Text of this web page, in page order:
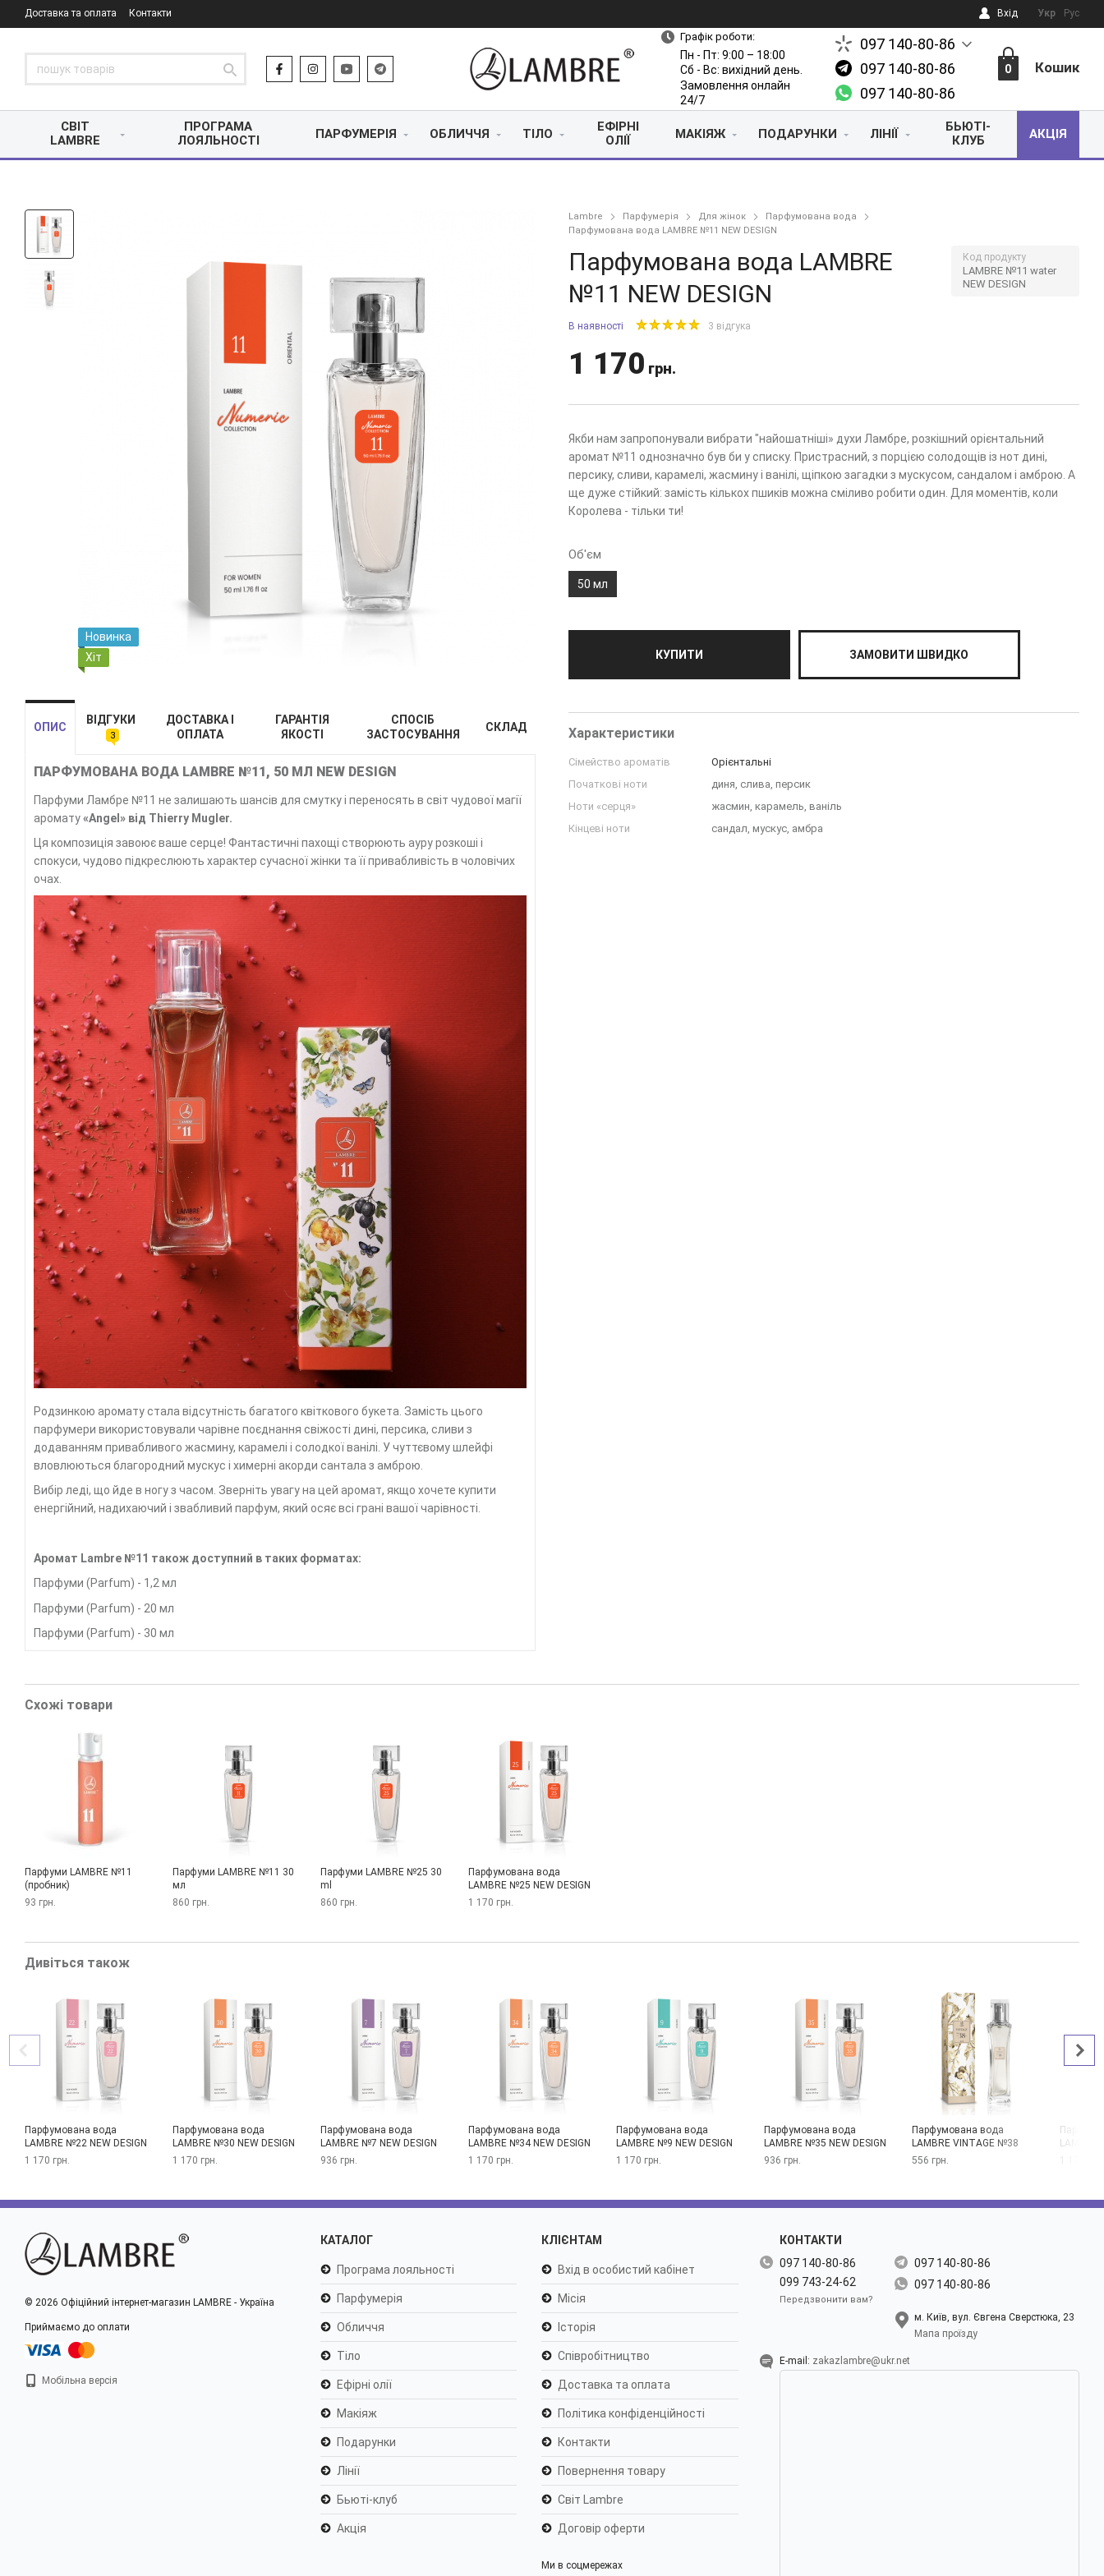
Доставка та оплата Контакти Вхід Укр Рус
Графік роботи:
Пн - Пт: 9:00 – 18:00
Сб - Вс: вихідний день.
Замовлення онлайн
24/7
097 140-80-86
097 140-80-86
097 140-80-86
0 Кошик
СВІТ
LAMBRE
ПРОГРАМА
ЛОЯЛЬНОСТІ
ПАРФУМЕРІЯ ОБЛИЧЧЯ ТІЛО
ЕФІРНІ
ОЛІЇ
МАКІЯЖ ПОДАРУНКИ ЛІНІЇ
БЬЮТІ-
КЛУБ
АКЦІЯ
Новинка
Хіт
ОПИС
ВІДГУКИ
3
ДОСТАВКА І
ОПЛАТА
ГАРАНТІЯ
ЯКОСТІ
СПОСІБ
ЗАСТОСУВАННЯ
СКЛАД
ПАРФУМОВАНА ВОДА LAMBRE №11, 50 МЛ NEW DESIGN
Парфуми Ламбре №11 не залишають шансів для смутку і переносять в світ чудової магії
аромату«Angel » від Thierry Mugler.
Ця композиція завоює ваше серце! Фантастичні пахощі створюють ауру розкоші і
спокуси, чудово підкреслюють характер сучасної жінки та її привабливість в чоловічих
очах.
Родзинкою аромату стала відсутність багатого квіткового букета. Замість цього
парфумери використовували чарівне поєднання свіжості дині, персика, сливи з
додаванням привабливого жасмину, карамелі і солодкої ванілі. У чуттєвому шлейфі
вловлюються благородний мускус і химерні акорди сантала з амброю.
Вибір леді, що йде в ногу з часом. Зверніть увагу на цей аромат, якщо хочете купити
енергійний, надихаючий і звабливий парфум, який осяє всі грані вашої чарівності.
Аромат Lambre №11 також доступний в таких форматах:
Парфуми (Parfum) - 1,2 мл
Парфуми (Parfum) - 20 мл
Парфуми (Parfum) - 30 мл
Lambre Парфумерія Для жінок
Парфумована вода
Парфумована вода LAMBRE №11 NEW DESIGN
Парфумована вода LAMBRE
№11 NEW DESIGN
Код продукту
LAMBRE №11 water
NEW DESIGN
В наявності 3 відгука
1 170 грн.
Якби нам запропонували вибрати "найошатніші» духи Ламбре, розкішний орієнтальний
аромат №11 однозначно був би у списку. Пристрасний, з порцією солодощів із нот дині,
персику, сливи, карамелі, жасмину і ванілі, щіпкою загадки з мускусом, сандалом і амброю. А
ще дуже стійкий: замість кількох пшиків можна сміливо робити один. Для моментів, коли
Королева - тільки ти!
Об'єм
50 мл
КУПИТИ ЗАМОВИТИ ШВИДКО
Характеристики
Сімейство ароматів
Орієнтальні
Початкові ноти
диня, слива, персик
Ноти «серця»
жасмин, карамель, ваніль
Кінцеві ноти
сандал, мускус, амбра
Схожі товари
Парфуми LAMBRE №11
(пробник)
93 грн.
Парфуми LAMBRE №11 30
мл
860 грн.
Парфуми LAMBRE №25 30
ml
860 грн.
Парфумована вода
LAMBRE №25 NEW DESIGN
1 170 грн.
Дивіться також
Парфумована вода
LAMBRE №22 NEW DESIGN
1 170 грн.
Парфумована вода
LAMBRE №30 NEW DESIGN
1 170 грн.
Парфумована вода
LAMBRE №7 NEW DESIGN
936 грн.
Парфумована вода
LAMBRE №34 NEW DESIGN
1 170 грн.
Парфумована вода
LAMBRE №9 NEW DESIGN
1 170 грн.
Парфумована вода
LAMBRE №35 NEW DESIGN
936 грн.
Парфумована вода
LAMBRE VINTAGE №38
556 грн.
LAMBRE
© 2026 Офіційний інтернет-магазин LAMBRE - Україна
Приймаємо до оплати
Мобільна версія
КАТАЛОГ
Програма лояльності
Парфумерія
Обличчя
Тіло
Ефірні олії
Макіяж
Подарунки
Лінії
Бьюті-клуб
Акція
КЛІЄНТАМ
Вхід в особистий кабінет
Місія
Історія
Співробітництво
Доставка та оплата
Політика конфіденційності
Контакти
Повернення товару
Світ Lambre
Договір оферти
Ми в соцмережах
КОНТАКТИ
097 140-80-86
099 743-24-62
Передзвонити вам?
097 140-80-86
097 140-80-86
м. Київ, вул. Євгена Сверстюка, 23
Мапа проїзду
E-mail: zakazlambre@ukr.net